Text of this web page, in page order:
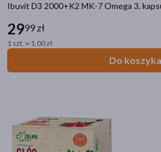
Ibuvit D3 2000+K2 MK-7 Omega 3,
2999 zł
1 szt. = 1,00 zł
Do koszyka